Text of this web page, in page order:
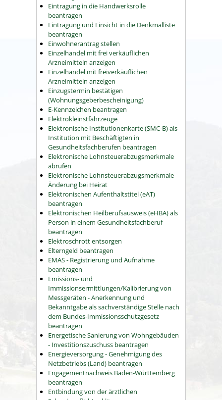
Eintragung in die Handwerksrolle
beantragen
Eintragung und Einsicht in die Denkmalliste
beantragen
Einwohnerantrag stellen
Einzelhandel mit frei verkäuflichen
Arzneimitteln anzeigen
Einzelhandel mit freiverkäuflichen
Arzneimitteln anzeigen
Einzugstermin bestätigen
(Wohnungsgeberbescheinigung)
E-Kennzeichen beantragen
Elektrokleinstfahrzeuge
Elektronische Institutionenkarte (SMC-B) als
Institution mit Beschäftigten in
Gesundheitsfachberufen beantragen
Elektronische Lohnsteuerabzugsmerkmale
abrufen
Elektronische Lohnsteuerabzugsmerkmale
Änderung bei Heirat
Elektronischen Aufenthaltstitel (eAT)
beantragen
Elektronischen Heilberufsausweis (eHBA) als
Person in einem Gesundheitsfachberuf
beantragen
Elektroschrott entsorgen
Elterngeld beantragen
EMAS - Registrierung und Aufnahme
beantragen
Emissions- und
Immissionsermittlungen/Kalibrierung von
Messgeräten - Anerkennung und
Bekanntgabe als sachverständige Stelle nach
dem Bundes-Immissionsschutzgesetz
beantragen
Energetische Sanierung von Wohngebäuden
- Investitionszuschuss beantragen
Energieversorgung - Genehmigung des
Netzbetriebs (Land) beantragen
Engagementnachweis Baden-Württemberg
beantragen
Entbindung von der ärztlichen